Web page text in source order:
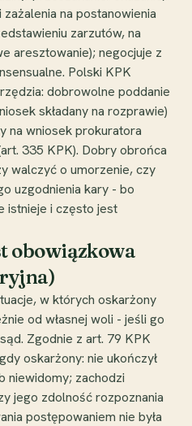
na postanowienia
zarzutów, na
aresztowanie); negocjuje z
Polski KPK
dobrowolne poddanie
składany na rozprawie)
na wniosek prokuratora
335 KPK). Dobry obrońca
walczyć o umorzenie, czy
uzgodnienia kary - bo
istnieje i często jest
obowiązkowa
w których oskarżony
od własnej woli - jeśli go
Zgodnie z art. 79 KPK
oskarżony: nie ukończył
niewidomy; zachodzi
jego zdolność rozpoznania
postępowaniem nie była